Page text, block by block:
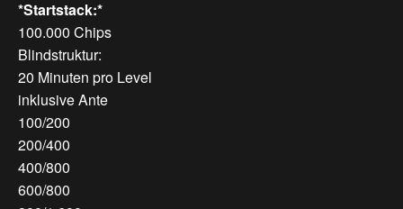
*Startstack:*
100.000 Chips
Blindstruktur:
20 Minuten pro Level
inklusive Ante
100/200
200/400
400/800
600/800